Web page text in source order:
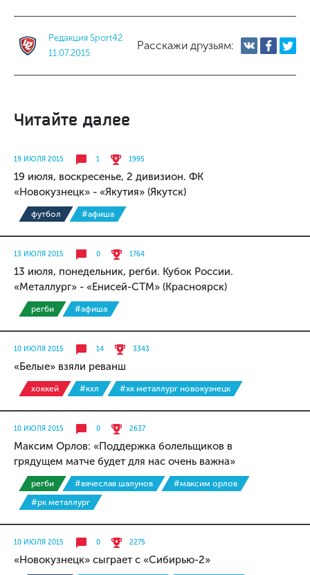
Редакция Sport42
11.07.2015
Расскажи друзьям:
Читайте далее
19 ИЮЛЯ 2015 1 1995
19 июля, воскресенье, 2 дивизион. ФК
«Новокузнецк» - «Якутия» (Якутск)
футбол #афиша
13 ИЮЛЯ 2015 0 1764
13 июля, понедельник, регби. Кубок России.
«Металлург» - «Енисей-СТМ» (Красноярск)
регби #афиша
10 ИЮЛЯ 2015 14 3343
«Белые» взяли реванш
хоккей #кхл #хк металлург новокузнецк
10 ИЮЛЯ 2015 0 2637
Максим Орлов: «Поддержка болельщиков в
грядущем матче будет для нас очень важна»
регби #вячеслав шалунов
#максим орлов
#рк металлург
10 ИЮЛЯ 2015 0 2275
«Новокузнецк» сыграет с «Сибирью-2»